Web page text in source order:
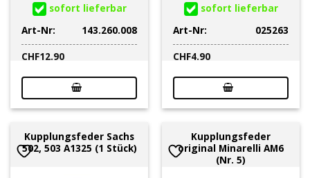
sofort lieferbar
Art-Nr:
143.260.008
CHF12.90
sofort lieferbar
Art-Nr:
025263
CHF4.90
Kupplungsfeder Sachs
502, 503 A1325 (1 Stück)
Kupplungsfeder
original Minarelli AM6
(Nr. 5)